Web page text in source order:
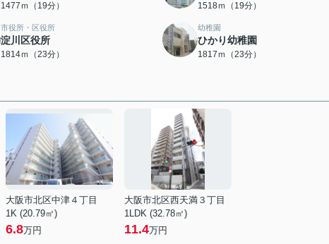
1477ｍ（19分） 1518ｍ（19分）
市役所・区役所
淀川区役所
1814ｍ（23分）
幼稚園
ひかり幼稚園
1817ｍ（23分）
大阪市北区中津４丁目
1K (20.79㎡)
6.8万円
大阪市北区西天満３丁目
1LDK (32.78㎡)
11.4万円